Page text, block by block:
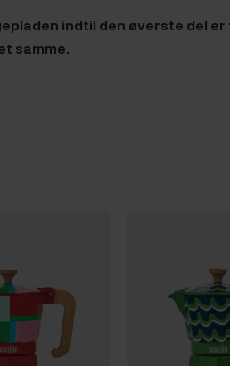
indtil den øverste del
samme.